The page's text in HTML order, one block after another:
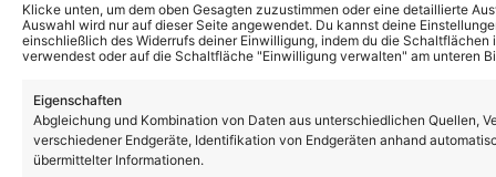
Klicke unten, um dem oben Gesagten zuzustimmen oder eine detaillierte
Auswahl wird nur auf dieser Seite angewendet. Du kannst deine
einschließlich des Widerrufs deiner Einwilligung, indem du die
verwendest oder auf die Schaltfläche "Einwilligung verwalten" am unteren
Eigenschaften
Abgleichung und Kombination von Daten aus unterschiedlichen Quellen,
verschiedener Endgeräte, Identifikation von Endgeräten anhand
übermittelter Informationen.
Das könnte Euch auch interessieren:
Andreas Gabalier mit neuem Album
„zurück zum Ursprung“: Uns verriet er die